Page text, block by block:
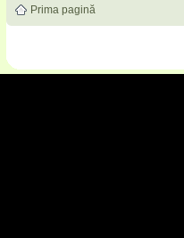
Prima pagină